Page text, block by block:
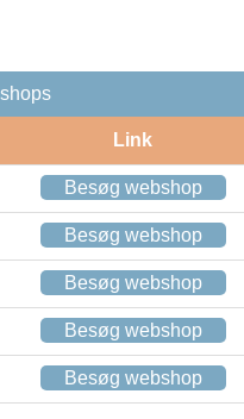
Link
Besøg webshop
Besøg webshop
Besøg webshop
Besøg webshop
Besøg webshop